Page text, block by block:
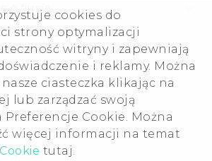
cookies do
strony optymalizacji
witryny i zapewniają
i reklamy. Można
ciasteczka klikając na
lub zarządzać swoją
Cookie. Można
więcej informacji na temat
tutaj.
English - User manual
Safety and regulatory guide
o firmie
Whitepaper
Corporation